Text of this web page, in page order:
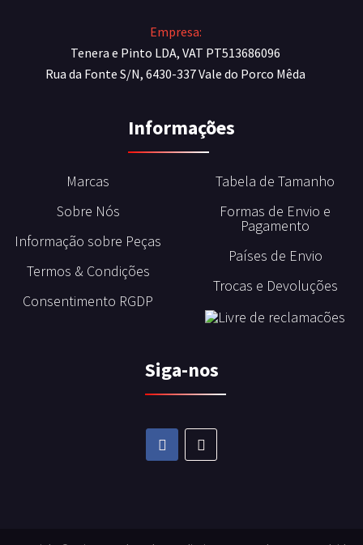
Empresa:
Tenera e Pinto LDA, VAT PT513686096
Rua da Fonte S/N, 6430-337 Vale do Porco Mêda
Informações
Marcas
Sobre Nós
Informação sobre Peças
Termos & Condições
Consentimento RGDP
Tabela de Tamanho
Formas de Envio e
Pagamento
Países de Envio
Trocas e Devoluções
Siga-nos